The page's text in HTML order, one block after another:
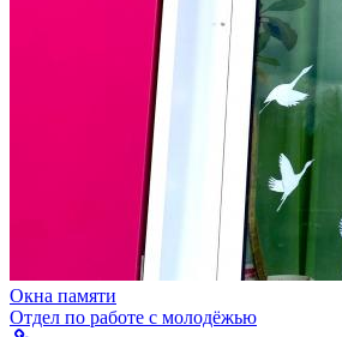
Окна памяти
Отдел по работе с молодёжью